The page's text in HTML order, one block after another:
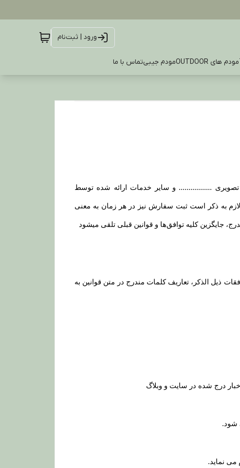
ورود | ثبت‌نام
مودم های OUTDOOR مودم جیبیتماس با ما
تصویری ................. و سایر خدمات ارائه شده توسط
به ذکر است ثبت سفارش نیز در هر زمان به معنی
جایگزین کلیه توافق‏‌ها و قوانین قبلی تلقی میشود
ذیل الذکر، تعاریف کلمات مندرج در متن قوانین به
درج شده در سایت و وبلاگ
شود.
می نماید.